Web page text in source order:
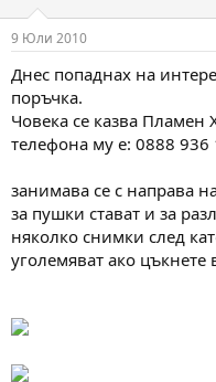
s
9 Юли 2010
Днес попаднах на
поръчка.
Човека се казва Пламен
телефона му е: 0888 936
занимава се с направа
за пушки стават и за
няколко снимки след
уголемяват ако цъкнете